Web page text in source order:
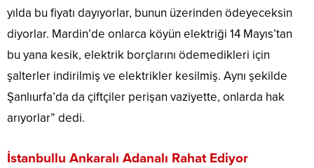
yılda bu fiyatı dayıyorlar, bunun üzerinden ödeyeceksin
diyorlar. Mardin’de onlarca köyün elektriği 14 Mayıs’tan
bu yana kesik, elektrik borçlarını ödemedikleri için
şalterler indirilmiş ve elektrikler kesilmiş. Aynı şekilde
Şanlıurfa’da da çiftçiler perişan vaziyette, onlarda hak
arıyorlar” dedi.
İstanbullu Ankaralı Adanalı Rahat Ediyor